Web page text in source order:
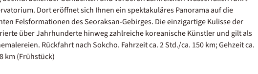
Dort eröffnet sich Ihnen ein spektakuläres Panorama auf die
Felsformationen des Seoraksan-Gebirges. Die einzigartige Kulisse der
über Jahrhunderte hinweg zahlreiche koreanische Künstler und gilt als
Rückfahrt nach Sokcho. Fahrzeit ca. 2 Std./ca. 150 km; Gehzeit ca.
km (Frühstück)